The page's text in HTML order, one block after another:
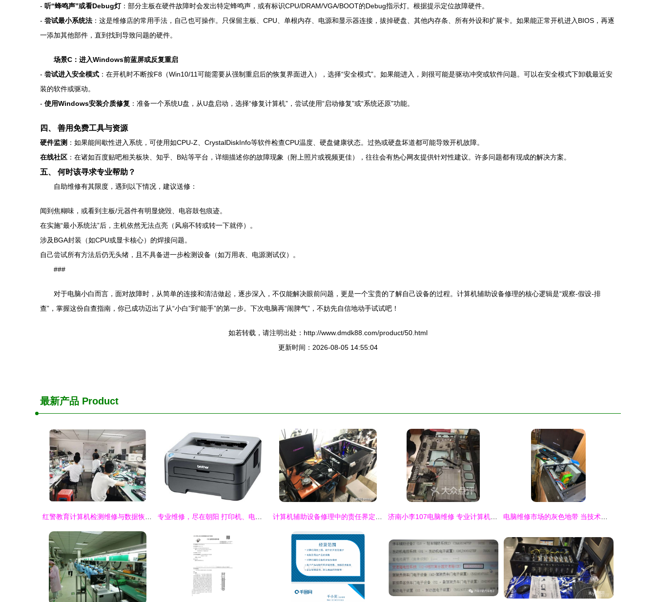
- 听“蜂鸣声”或看Debug灯：部分主板在硬件故障时会发出特定蜂鸣声，或有标识CPU/DRAM/VGA/BOOT的Debug指示灯。根据提示定位故障硬件。
- 尝试最小系统法 ：这是维修店的常用手法，自己也可操作。只保留主板、CPU、单根内存、电源和显示器连接，拔掉硬盘、其他内存条、所有外设和扩展卡。如果能正常开机进入BIOS，再逐
一添加其他部件，直到找到导致问题的硬件。
场景C：进入Windows前蓝屏或反复重启
- 尝试进入安全模式 ：在开机时不断按F8（Win10/11可能需要从强制重启后的恢复界面进入），选择“安全模式”。如果能进入，则很可能是驱动冲突或软件问题。可以在安全模式下卸载最近安
装的软件或驱动。
- 使用Windows安装介质修复 ：准备一个系统U盘，从U盘启动，选择“修复计算机”，尝试使用“启动修复”或“系统还原”功能。
四、 善用免费工具与资源
硬件监测 ：如果能间歇性进入系统，可使用如CPU-Z、CrystalDiskInfo等软件检查CPU温度、硬盘健康状态。过热或硬盘坏道都可能导致开机故障。
在线社区 ：在诸如百度贴吧相关板块、知乎、B站等平台，详细描述你的故障现象（附上照片或视频更佳），往往会有热心网友提供针对性建议。许多问题都有现成的解决方案。
五、 何时该寻求专业帮助？
自助维修有其限度，遇到以下情况，建议送修：
闻到焦糊味，或看到主板/元器件有明显烧毁、电容鼓包痕迹。
在实施“最小系统法”后，主机依然无法点亮（风扇不转或转一下就停）。
涉及BGA封装（如CPU或显卡核心）的焊接问题。
自己尝试所有方法后仍无头绪，且不具备进一步检测设备（如万用表、电源测试仪）。
###
对于电脑小白而言，面对故障时，从简单的连接和清洁做起，逐步深入，不仅能解决眼前问题，更是一个宝贵的了解自己设备的过程。计算机辅助设备修理的核心逻辑是“观察-假设-排
查”，掌握这份自查指南，你已成功迈出了从“小白”到“能手”的第一步。下次电脑再“闹脾气”，不妨先自信地动手试试吧！
如若转载，请注明出处：http://www.dmdk88.com/product/50.html
更新时间：2026-08-05 14:55:04
最新产品 Product